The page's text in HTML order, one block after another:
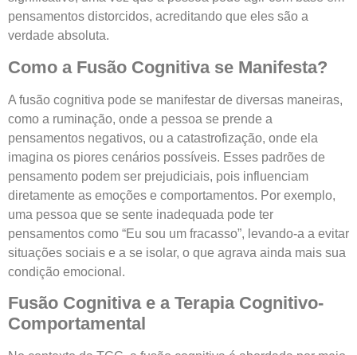
pensamentos distorcidos, acreditando que eles são a
verdade absoluta.
Como a Fusão Cognitiva se Manifesta?
A fusão cognitiva pode se manifestar de diversas maneiras,
como a ruminação, onde a pessoa se prende a
pensamentos negativos, ou a catastrofização, onde ela
imagina os piores cenários possíveis. Esses padrões de
pensamento podem ser prejudiciais, pois influenciam
diretamente as emoções e comportamentos. Por exemplo,
uma pessoa que se sente inadequada pode ter
pensamentos como “Eu sou um fracasso”, levando-a a evitar
situações sociais e a se isolar, o que agrava ainda mais sua
condição emocional.
Fusão Cognitiva e a Terapia Cognitivo-
Comportamental